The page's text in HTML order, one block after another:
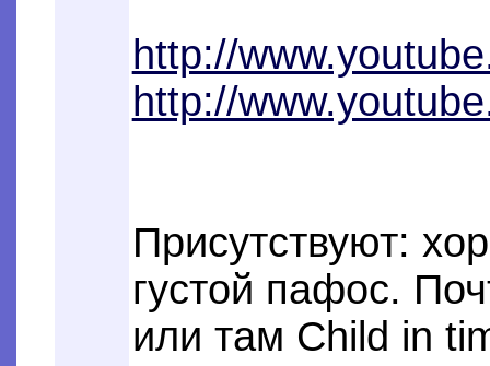
http://
http://
Присутствуют:
густой пафос.
или там Child in